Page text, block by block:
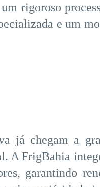
rigoroso
e um
já chegam a
A FrigBahia
garantindo